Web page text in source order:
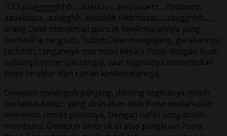
“OOuuuggggghhh….aakuuu….keluuuarrr…Pooonnn,
aaaakuuu…aaagghh..enaakkk nikkmaaat….aaagghhh….,”
erang Dewi menikmati puncak kenikmatannya yang
berhasil ia rengkuh. Tubuh Dewi mengejang, gerakannya
terhenti, tangannya meremas kepala Pono dengan kuat,
nafasnya tersengal-sengal, saat vaginanya meneteskan
tetes terakhir dari cairan kenikmatannya,
Dewipun melenguh panjang, dinding vaginanya masih
berkedut-kedut, yang dirasakan oleh Pono seolah-olah
meremas-remas penisnya. Dengan nafas yang masih
memburu, Dewipun ambruk di atas pangkuan Pono,